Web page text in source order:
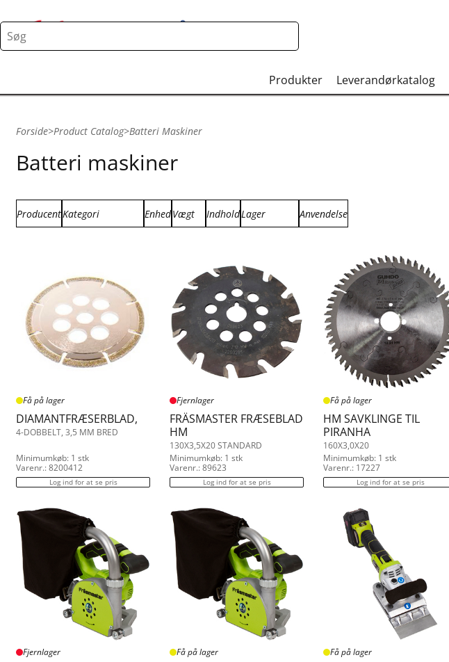
Produkter Leverandørkatalog
Forside>Product Catalog>Batteri Maskiner
Batteri maskiner
ProducentKategori
EnhedVægt
2.000
2.900
3.800
4.500
5.000
5.800
6.500
IndholdLager
Anvendelse
Få på lager
DIAMANTFRÆSERBLAD,
4-DOBBELT, 3,5 MM BRED
Minimumkøb: 1 stk
Varenr.: 8200412
Log ind for at se pris
Fjernlager
FRÄSMASTER FRÆSEBLAD
HM
130X3,5X20 STANDARD
Minimumkøb: 1 stk
Varenr.: 89623
Log ind for at se pris
Få på lager
HM SAVKLINGE TIL
PIRANHA
160X3,0X20
Minimumkøb: 1 stk
Varenr.: 17227
Log ind for at se pris
Fjernlager Få på lager Få på lager